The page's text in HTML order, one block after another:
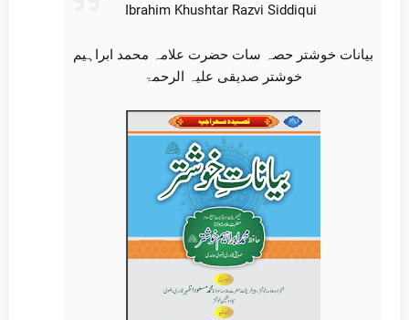
Ibrahim Khushtar Razvi Siddiqui
بیانات خوشتر حصہ سات حضرت علامہ محمد ابراہیم
خوشتر صدیقی علیہ الرحمۃ